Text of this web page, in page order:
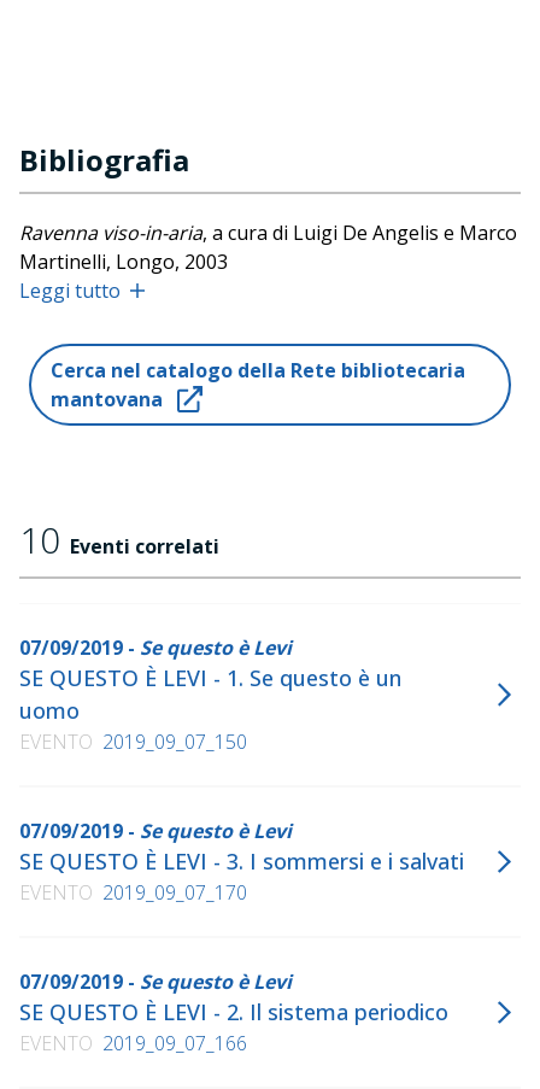
Bibliografia
Ravenna viso-in-aria, a cura di Luigi De Angelis e Marco
Martinelli, Longo, 2003
Ada. Romanzo teatrale per enigmi in sette dimore
O/Z. Atlante di un viaggio teatrale, Ubulibri, 2010
L. Frank Baum,I libri di Oz
Leggi tutto
Cerca nel catalogo della Rete bibliotecaria
mantovana
10 Eventi correlati
07/09/2019 - Se questo è Levi
SE QUESTO È LEVI - 1. Se questo è un
uomo
EVENTO 2019_09_07_150
07/09/2019 - Se questo è Levi
SE QUESTO È LEVI - 3. I sommersi e i salvati
EVENTO 2019_09_07_170
07/09/2019 - Se questo è Levi
SE QUESTO È LEVI - 2. Il sistema periodico
EVENTO 2019_09_07_166